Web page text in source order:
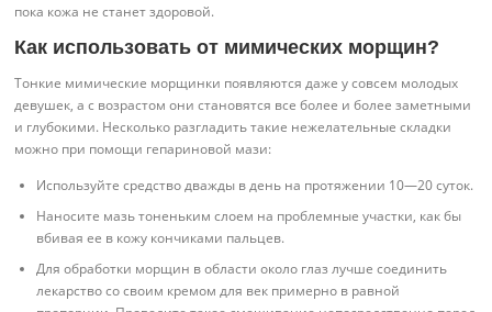
пока кожа не станет здоровой.
Как использовать от мимических морщин?
Тонкие мимические морщинки появляются даже у совсем молодых
девушек, а с возрастом они становятся все более и более заметными
и глубокими. Несколько разгладить такие нежелательные складки
можно при помощи гепариновой мази:
Используйте средство дважды в день на протяжении 10—20 суток.
Наносите мазь тоненьким слоем на проблемные участки, как бы
вбивая ее в кожу кончиками пальцев.
Для обработки морщин в области около глаз лучше соединить
лекарство со своим кремом для век примерно в равной